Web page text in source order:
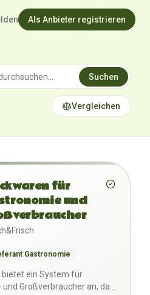
Als Anbieter registrieren
Suchen
Vergleichen
für
und
Gastronomie
bietet ein System für
Großverbraucher an, das